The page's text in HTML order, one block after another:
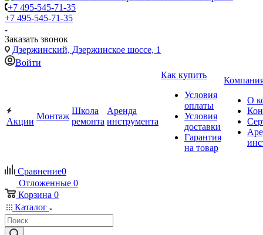
+7 495-545-71-35
+7 495-545-71-35
Заказать звонок
Дзержинский, Дзержинское шоссе, 1
Войти
Акции
Монтаж
Школа
ремонта
Аренда
инструмента
Как купить
Условия
оплаты
Условия
доставки
Гарантия
на товар
О
Сравнение0
Отложенные 0
Корзина 0
Каталог